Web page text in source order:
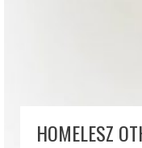
HOMELESZ